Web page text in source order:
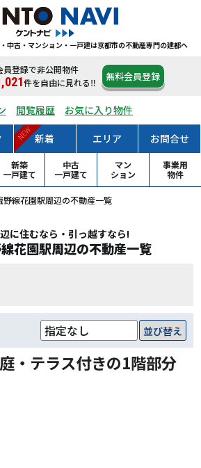
中古・マンション・一戸建は京都市の不動産専門の建都へ
員登録で非公開物件
件を自由に見れる‼ 無料会員登録
閲覧履歴 お気に入り物件
新着
NEW エリア お問合せ
新築
一戸建て
中古
一戸建て
マン
ション
事業用
物件
野線花園駅周辺の不動産一覧
に住むなら・引っ越すなら!
花園駅周辺の不動産一覧
並び替え
・テラス付きの1階部分